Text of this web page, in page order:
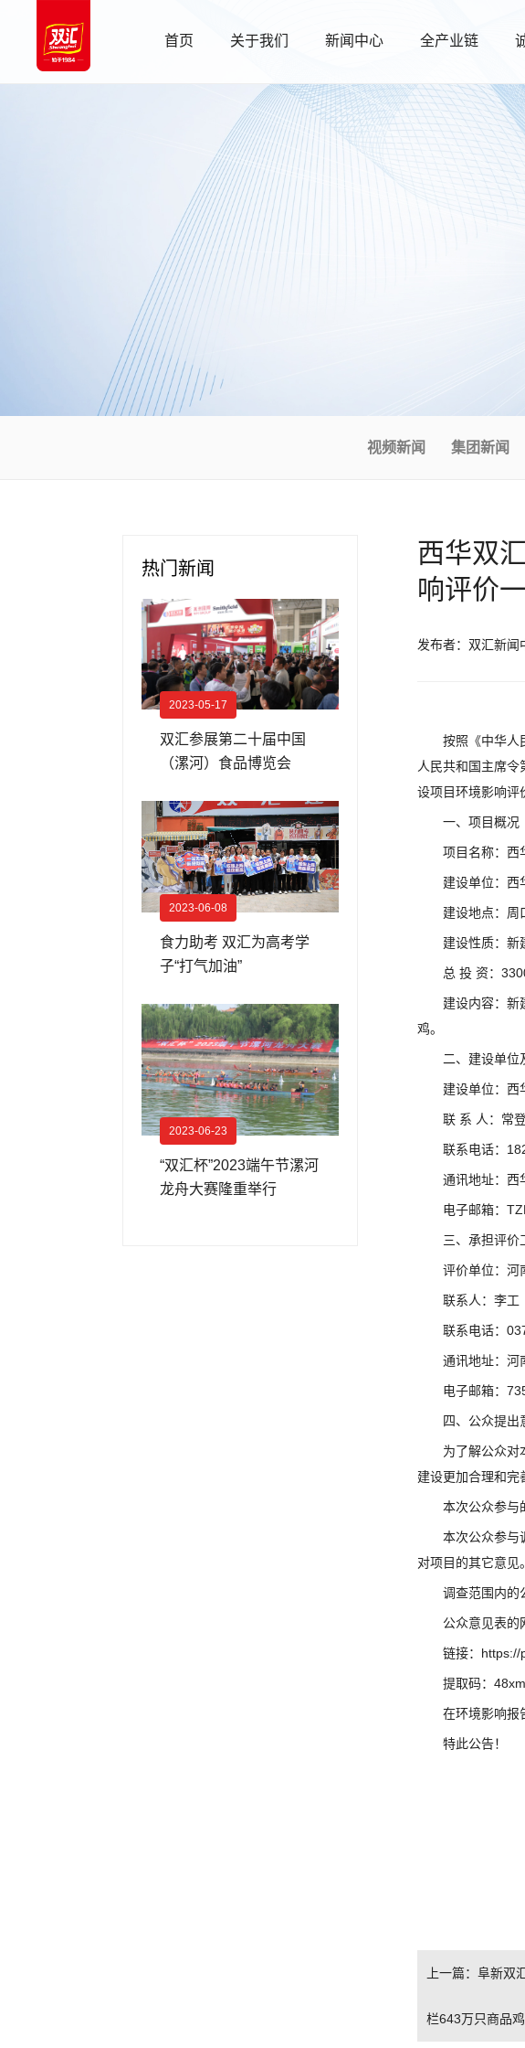
首页 关于我们 新闻中心 全产业链
视频新闻 集团新闻
热门新闻
2023-05-17
双汇参展第二十届中国
（漯河）食品博览会
2023-06-08
食力助考 双汇为高考学
子“打气加油”
2023-06-23
“双汇杯”2023端午节漯河
龙舟大赛隆重举行
西华双
响评价
发布者：双汇新闻
按照《中华人
人民共和国主席
设项目环境影响评
一、项目概况
项目名称：西
建设单位：西
建设地点：周
建设性质：新
总 投 资：
建设内容：新
鸡。
二、建设单位
建设单位：西
联 系 人：常
联系电话：
通讯地址：西
电子邮箱：
三、承担评价
评价单位：河
联系人：李工
联系电话：
通讯地址：河
电子邮箱：
四、公众提出
为了解公众对
建设更加合理和完
本次公众参与
本次公众参与
对项目的其它意见。
调查范围内的
公众意见表的
链接：https://
提取码：48xm
在环境影响报
特此公告！
上一篇：阜新双
栏643万只商品